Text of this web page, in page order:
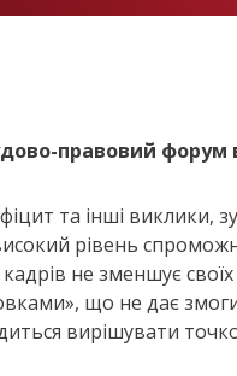
правовий форум
та інші виклики,
рівень
не зменшує
що не дає
вирішувати